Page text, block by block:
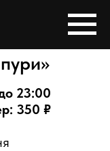
23:00
350 ₽